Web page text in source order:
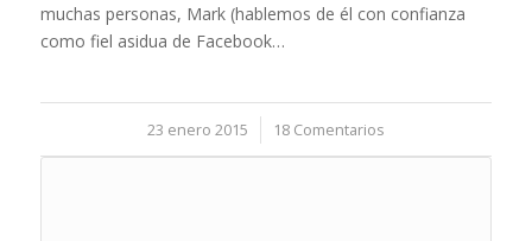
muchas personas, Mark (hablemos de él con confianza
como fiel asidua de Facebook…
23 enero 2015
/ 18 Comentarios